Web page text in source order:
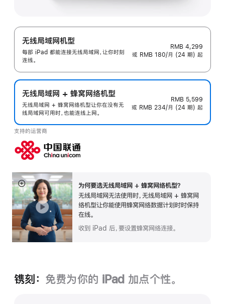
无线局域网机型
每部 iPad 都能连接无线局域网，让你时刻
连线。
RMB 4,299
或 RMB 180/月 (24 期) 起
无线局域网 + 蜂窝网络机型
无线局域网 + 蜂窝网络机型让你在没有无
线局域网可用时，也能连线上网。
RMB 5,599
或 RMB 234/月 (24 期) 起
支持的运营商
为何要选无线局域网 + 蜂窝网络机型？
无线局域网无法使用时，无线局域网 + 蜂窝网
络机型让你能使用蜂窝网络数据计划时时保持
在线。
收到 iPad 后，要设置蜂窝网络连接。
展
开
镌刻： 免费为你的 iPad 加点个性。